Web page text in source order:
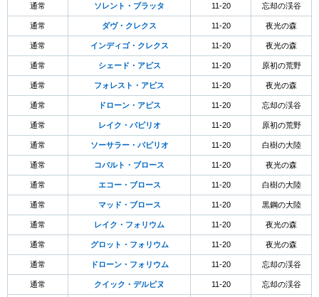
通常 ソレント・ブラッタ 11-20 忘却の渓谷
通常 ダヴ・クレクス 11-20 夜光の森
通常 インディゴ・クレクス 11-20 夜光の森
通常 シェード・アピス 11-20 原初の荒野
通常 フォレスト・アピス 11-20 夜光の森
通常 ドローン・アピス 11-20 忘却の渓谷
通常 レイク・パピリオ 11-20 原初の荒野
通常 ソーサラー・パピリオ 11-20 白樹の大陸
通常 コバルト・ブロース 11-20 夜光の森
通常 エコー・ブロース 11-20 白樹の大陸
通常 マッド・ブロース 11-20 黒鋼の大陸
通常 レイク・フォリウム 11-20 夜光の森
通常 グロット・フォリウム 11-20 夜光の森
通常 ドローン・フォリウム 11-20 忘却の渓谷
通常 クイック・デルピヌ 11-20 忘却の渓谷